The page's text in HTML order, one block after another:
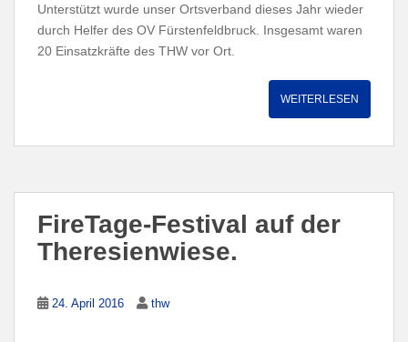
Unterstützt wurde unser Ortsverband dieses Jahr wieder
durch Helfer des OV Fürstenfeldbruck. Insgesamt waren
20 Einsatzkräfte des THW vor Ort.
WEITERLESEN
FireTage-Festival auf der
Theresienwiese.
24. April 2016 thw